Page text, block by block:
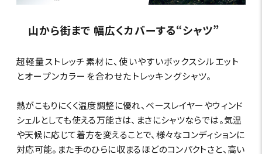
山から街まで 幅広くカバーする“シャツ”
超軽量ストレッチ素材に、使いやすいボックスシルエット
とオープンカラーを合わせたトレッキングシャツ。
熱がこもりにくく温度調整に優れ、ベースレイヤーやウィンド
シェルとしても使える万能さは、まさにシャツならでは。気温
や天候に応じて着方を変えることで、様々なコンディションに
対応可能。また手のひらに収まるほどのコンパクトさと、高い